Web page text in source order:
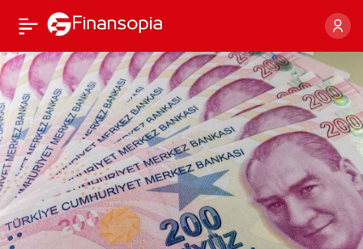
Mevduat faizlerinde
büyük hareketlilik : 1
milyon TL’nin getirisi ne
kadar oldu?
Paylaş